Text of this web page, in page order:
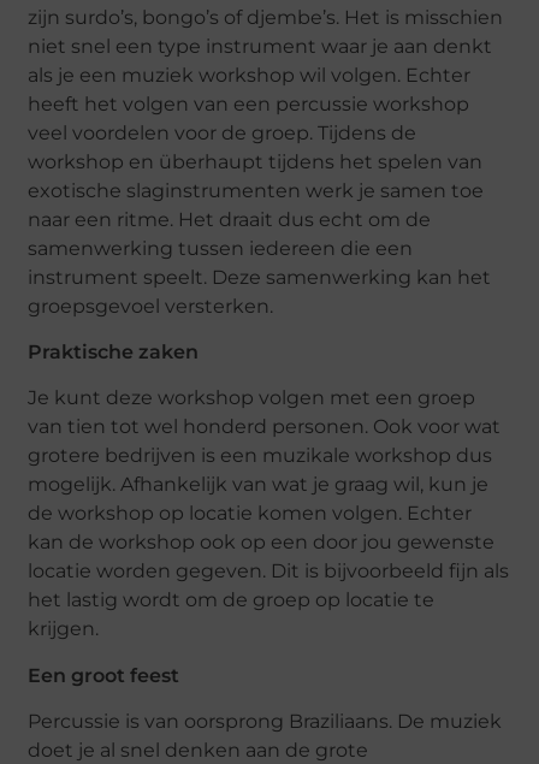
zijn surdo’s, bongo’s of djembe’s. Het is misschien
niet snel een type instrument waar je aan denkt
als je een muziek workshop wil volgen. Echter
heeft het volgen van een percussie workshop
veel voordelen voor de groep. Tijdens de
workshop en überhaupt tijdens het spelen van
exotische slaginstrumenten werk je samen toe
naar een ritme. Het draait dus echt om de
samenwerking tussen iedereen die een
instrument speelt. Deze samenwerking kan het
groepsgevoel versterken.
Praktische zaken
Je kunt deze workshop volgen met een groep
van tien tot wel honderd personen. Ook voor wat
grotere bedrijven is een muzikale workshop dus
mogelijk. Afhankelijk van wat je graag wil, kun je
de workshop op locatie komen volgen. Echter
kan de workshop ook op een door jou gewenste
locatie worden gegeven. Dit is bijvoorbeeld fijn als
het lastig wordt om de groep op locatie te
krijgen.
Een groot feest
Percussie is van oorsprong Braziliaans. De muziek
doet je al snel denken aan de grote